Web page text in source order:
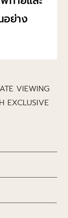
ย่าง
VIEWING
EXCLUSIVE